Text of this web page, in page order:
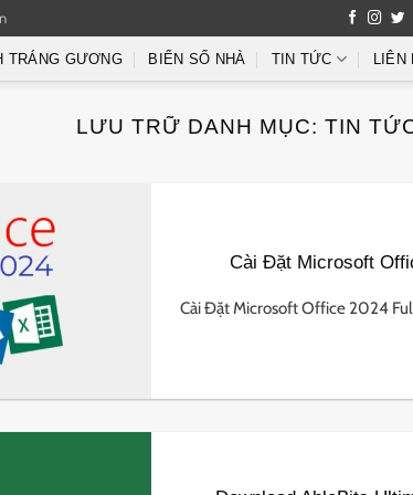
TRÁNG GƯƠNG BIỂN SỐ NHÀ TIN TỨC LIÊN
LƯU TRỮ DANH MỤC: TIN
Cài Đặt Microsoft
Cài Đặt Microsoft Office 2024